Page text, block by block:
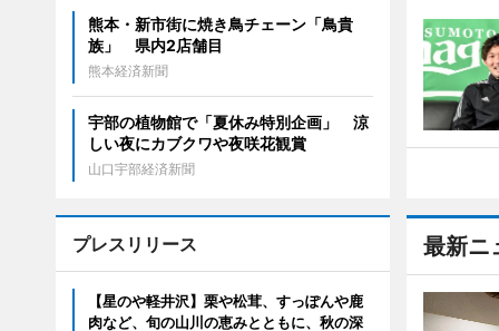
最新ニ
熊本・新市街に焼き鳥チェーン「鳥貴
族」 県内2店舗目
熊本経済新聞
宇部の植物館で「夏休み特別企画」 涼
しい夜にカブクワや夜咲花観賞
山口宇部経済新聞
プレスリリース
【星のや軽井沢】栗や松茸、すっぽんや鹿
肉など、旬の山川の恵みとともに、秋の深